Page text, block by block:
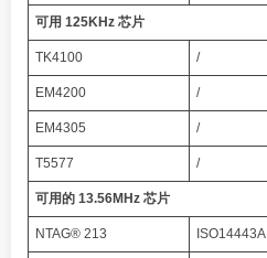
可用 125KHz 芯片
TK4100 /
EM4200 /
EM4305 /
T5577 /
可用的 13.56MHz 芯片
NTAG® 213 ISO14443A